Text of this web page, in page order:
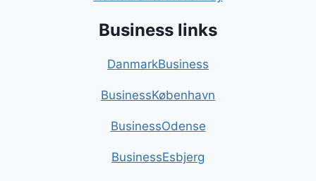
Business links
DanmarkBusiness
BusinessKøbenhavn
BusinessOdense
BusinessEsbjerg